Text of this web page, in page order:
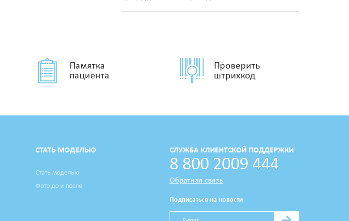
Памятка
пациента
Проверить
штрихкод
СТАТЬ МОДЕЛЬЮ
Стать моделью
Фото до и после
СЛУЖБА КЛИЕНТСКОЙ ПОДДЕРЖКИ
8 800 2009 444
Обратная связь
Подписаться на новости